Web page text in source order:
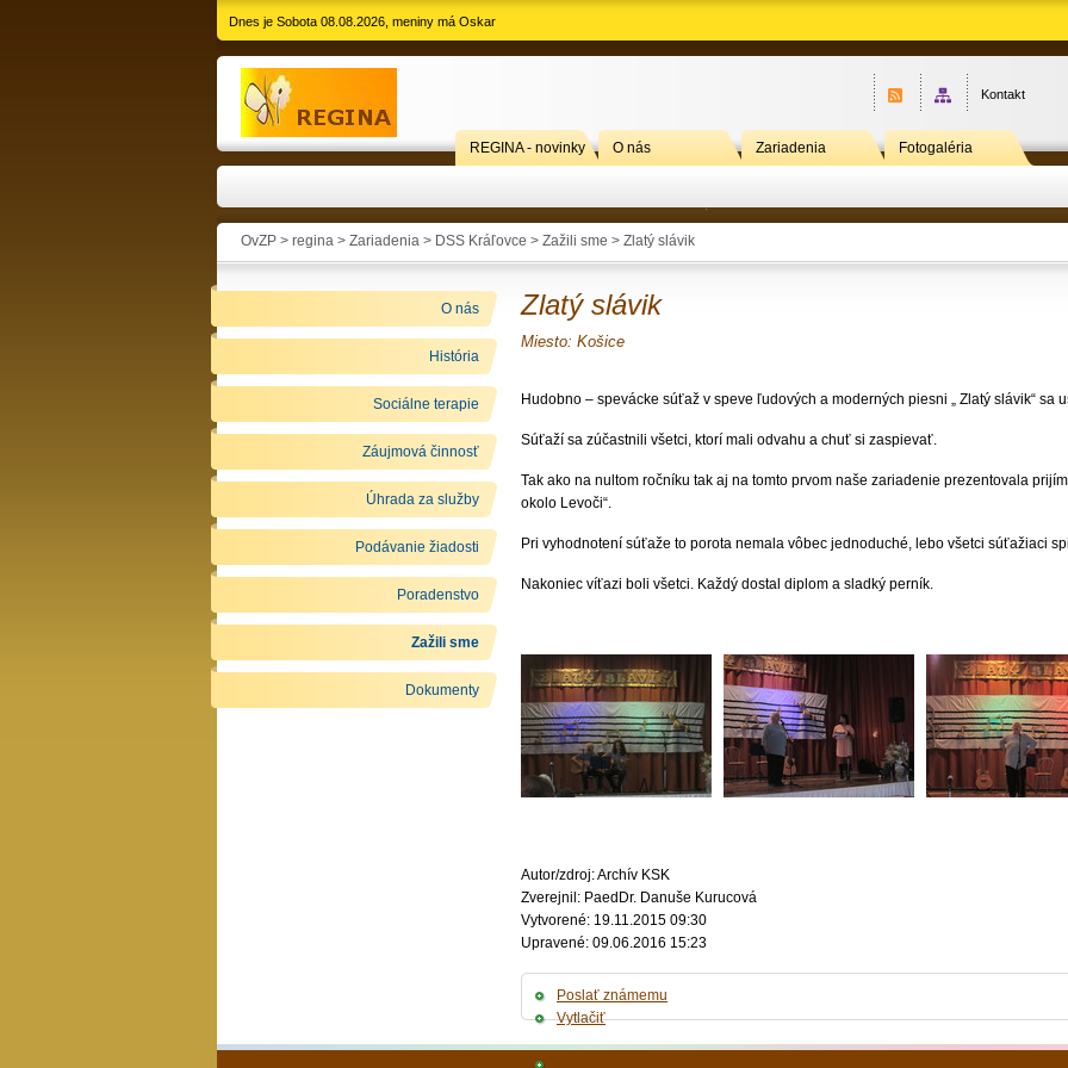
Dnes je Sobota 08.08.2026, meniny má Oskar
Kontakt
REGINA - novinky O nás Zariadenia Fotogaléria
OvZP > regina > Zariadenia > DSS Kráľovce > Zažili sme > Zlatý slávik
O nás
História
Sociálne terapie
Záujmová činnosť
Úhrada za služby
Podávanie žiadosti
Poradenstvo
Zažili sme
Dokumenty
Zlatý slávik
Miesto: Košice
Hudobno – spevácke súťaž v speve ľudových a moderných piesni „ Zlatý slávik“ sa
Súťaží sa zúčastnili všetci, ktorí mali odvahu a chuť si zaspievať.
Tak ako na nultom ročníku tak aj na tomto prvom naše zariadenie prezentovala
okolo Levoči“.
Pri vyhodnotení súťaže to porota nemala vôbec jednoduché, lebo všetci súťažiaci
Nakoniec víťazi boli všetci. Každý dostal diplom a sladký perník.
Autor/zdroj: Archív KSK
Zverejnil: PaedDr. Danuše Kurucová
Vytvorené: 19.11.2015 09:30
Upravené: 09.06.2016 15:23
Poslať známemu
Vytlačiť